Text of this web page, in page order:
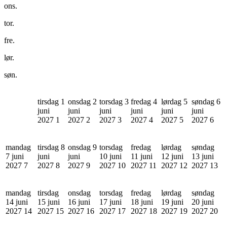
ons.
tor.
fre.
lør.
søn.
tirsdag 1
juni
2027 1
onsdag 2
juni
2027 2
torsdag 3
juni
2027 3
fredag 4
juni
2027 4
lørdag 5
juni
2027 5
søndag 6
juni
2027 6
mandag
7 juni
2027 7
tirsdag 8
juni
2027 8
onsdag 9
juni
2027 9
torsdag
10 juni
2027 10
fredag
11 juni
2027 11
lørdag
12 juni
2027 12
søndag
13 juni
2027 13
mandag
14 juni
2027 14
tirsdag
15 juni
2027 15
onsdag
16 juni
2027 16
torsdag
17 juni
2027 17
fredag
18 juni
2027 18
lørdag
19 juni
2027 19
søndag
20 juni
2027 20